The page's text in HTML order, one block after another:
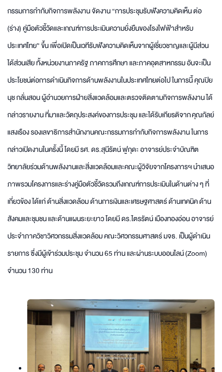
กรรมการกำกับกิจการพลังงาน จัดงาน “การประชุมรับฟังความคิดเห็น ต่อ
(ร่าง) คู่มือตัวชี้วัดและเกณฑ์การประเมินความยั่งยืนของโรงไฟฟ้าสำหรับ
ประเทศไทย” ขึ้น เพื่อเปิดเป็นเวทีรับฟังความคิดเห็นจากผู้เชี่ยวชาญและผู้มีส่วน
ได้ส่วนเสีย ทั้งหน่วยงานภาครัฐ ภาคการศึกษา และภาคอุตสาหกรรม อันจะเป็น
ประโยชน์ต่อการดำเนินกิจการด้านพลังงานในประเทศไทยต่อไป ในการนี้ คุณปิย
นุช กลั่นสอน ผู้อำนวยการฝ่ายสิ่งแวดล้อมและตรวจติดตามกิจการพลังงาน ได้
กล่าวรายงาน ที่มาและวัตถุประสงค์ของการประชุม และได้รับเกียรติจาก คุณกัลย์
แสงเรือง รองเลขาธิการสำนักงานคณะกรรมการกำกับกิจการพลังงาน ในการ
กล่าวเปิดงานในครั้งนี้ โดยมี รศ. ดร.สุนีรัตน์ ฟูกุดะ อาจารย์ประจำบัณฑิต
วิทยาลัยร่วมด้านพลังงานและสิ่งแวดล้อมและคณะผู้วิจัยจากโครงการฯ นำเสนอ
ภาพรวมโครงการและร่างคู่มือตัวชี้วัดรวมถึงเกณฑ์การประเมินในด้านต่าง ๆ ที่
เกี่ยวข้อง ได้แก่ ด้านสิ่งแวดล้อม ด้านการเงินและเศรษฐศาสตร์ ด้านเทคนิค ด้าน
สังคมและชุมชน และด้านแผนระยะยาว โดยมี ดร.ไตรรัตน์ เมืองทองอ่อน อาจารย์
ประจำภาควิชาวิศวกรรมสิ่งแวดล้อม คณะวิศวกรรมศาสตร์ มจธ. เป็นผู้ดำเนิน
รายการ ซึ่งมีผู้เข้าร่วมประชุม จำนวน 65 ท่าน และผ่านระบบออนไลน์ (Zoom)
จำนวน 130 ท่าน